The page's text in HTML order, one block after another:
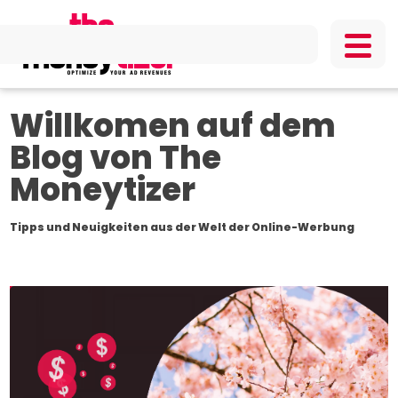
Willkomen auf dem
Blog von The
Moneytizer
Tipps und Neuigkeiten aus der Welt der Online-Werbung